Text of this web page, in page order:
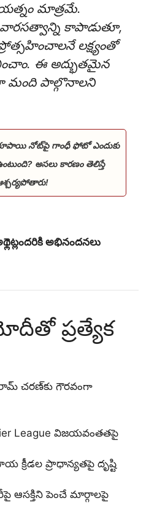
మాత్రమే.
కాపాడుతూ,
లక్ష్యంతో
ఈ అద్భుతమైన
మంది పాల్గొనాలని
నోట్‌పై గాంధీ ఫోటో ఎందుకు
అసలు కారణం తెలిస్తే
అభినందనలు
ప్రత్యేక
చరణ్‌కు గౌరవంగా
League విజయవంతతపై
క్రీడల ప్రాధాన్యతపై దృష్టి
ఆసక్తిని పెంచే మార్గాలపై